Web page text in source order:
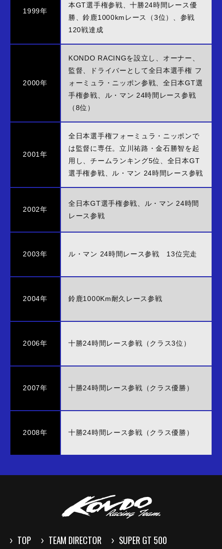
1999年
本GT選手権参戦、十勝24時間レース優
勝、鈴鹿1000kmレース（3位）、参戦
120戦達成
2000年
KONDO RACINGを設立し、オーナー、
監督、ドライバーとして全日本選手権 フ
ォーミュラ・ニッポン参戦、全日本GT選
手権参戦、ル・マン 24時間レース参戦
（8位）
2001年
全日本選手権フォーミュラ・ニッポンで
は監督に専任。立川祐路・金石勝智を起
用し、チームランキング5位、全日本GT
選手権参戦、ル・マン 24時間レース参戦
2002年
全日本GT選手権参戦、ル・マン 24時間
レース参戦
2003年 ル・マン 24時間レース参戦 13位完走
2004年 鈴鹿1000Km耐久レース参戦
2006年 十勝24時間レース参戦（クラス3位）
2007年 十勝24時間レース参戦（クラス優勝）
2008年 十勝24時間レース参戦（クラス優勝）
TOP TEAM DIRECTOR SUPER GT 500